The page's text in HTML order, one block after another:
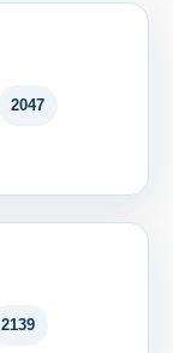
2047
2139